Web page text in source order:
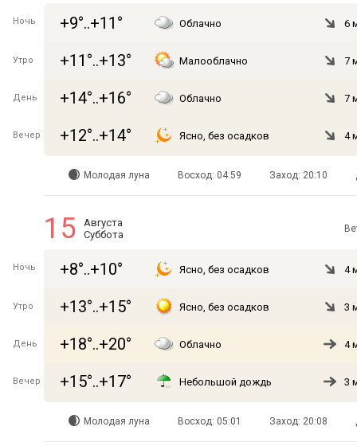
Ночь +9°..+11° Облачно 6
Утро +11°..+13° Малооблачно 7
День +14°..+16° Облачно 7
Вечер +12°..+14° Ясно, без осадков 4
Молодая луна Восход: 04:59 Заход: 20:10
15
Августа
Суббота
Ночь +8°..+10° Ясно, без осадков 4
Утро +13°..+15° Ясно, без осадков 3
День +18°..+20° Облачно 4
Вечер +15°..+17° Небольшой дождь 3
Молодая луна Восход: 05:01 Заход: 20:08